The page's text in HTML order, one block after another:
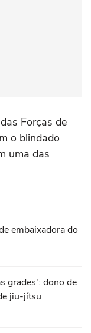
Forças de
o blindado
uma das
embaixadora do
grades': dono de
jiu-jítsu